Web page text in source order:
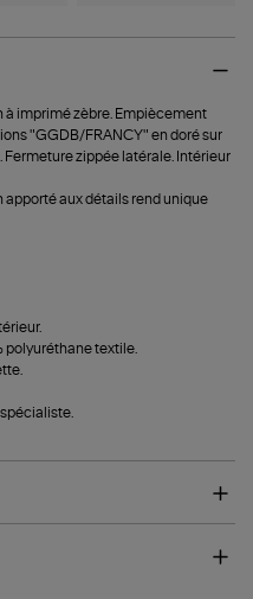
à imprimé zèbre. Empiècement
"GGDB/FRANCY" en doré sur
Fermeture zippée latérale. Intérieur
apporté aux détails rend unique
polyuréthane textile.